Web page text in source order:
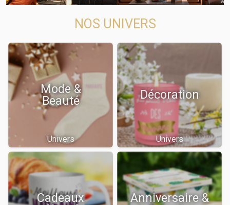
NOS UNIVERS
Mode &
Beauté
Univers
Décoration
Univers
Cadeaux
Anniversaire &